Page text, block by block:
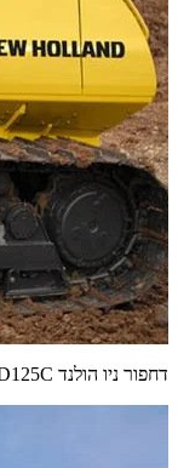
דחפור ניו הולנד D125C